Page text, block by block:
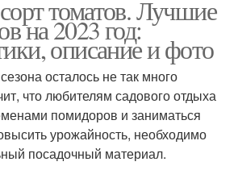
томатов. Лучшие
на 2023 год:
описание и фото
осталось не так много
что любителям садового отдыха
помидоров и заниматься
урожайность, необходимо
посадочный материал.